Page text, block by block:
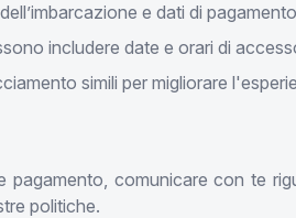
e dati di
includere date e orari di
simili per migliorare
comunicare con te
politiche.